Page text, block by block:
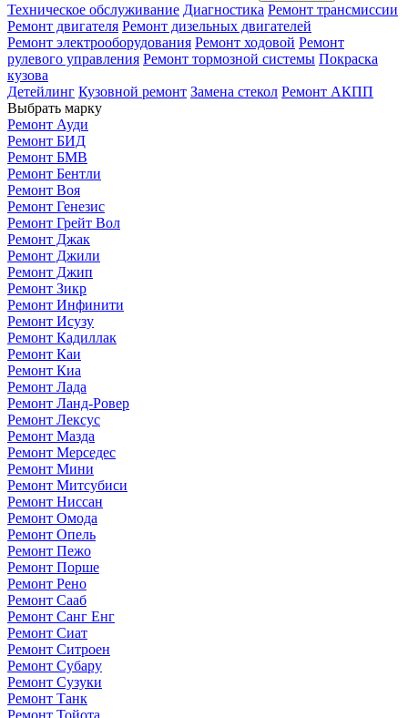
Техническое обслуживание Диагностика Ремонт трансмиссии
Ремонт двигателя Ремонт дизельных двигателей
Ремонт электрооборудования Ремонт ходовой Ремонт
рулевого управления Ремонт тормозной системы Покраска
кузова
Детейлинг Кузовной ремонт Замена стекол Ремонт АКПП
Выбрать марку
Ремонт Ауди
Ремонт БИД
Ремонт БМВ
Ремонт Бентли
Ремонт Воя
Ремонт Генезис
Ремонт Грейт Вол
Ремонт Джак
Ремонт Джили
Ремонт Джип
Ремонт Зикр
Ремонт Инфинити
Ремонт Исузу
Ремонт Кадиллак
Ремонт Каи
Ремонт Киа
Ремонт Лада
Ремонт Ланд-Ровер
Ремонт Лексус
Ремонт Мазда
Ремонт Мерседес
Ремонт Мини
Ремонт Митсубиси
Ремонт Ниссан
Ремонт Омода
Ремонт Опель
Ремонт Пежо
Ремонт Порше
Ремонт Рено
Ремонт Сааб
Ремонт Санг Енг
Ремонт Сиат
Ремонт Ситроен
Ремонт Субару
Ремонт Сузуки
Ремонт Танк
Ремонт Тойота